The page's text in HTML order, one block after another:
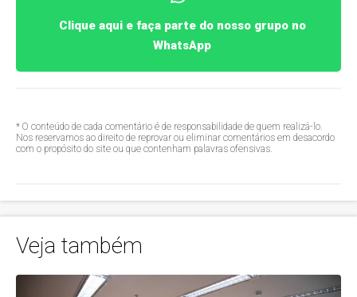
Clique aqui e faça parte do nosso grupo no
WhatsApp
* O conteúdo de cada comentário é de responsabilidade de quem realizá-lo.
Nos reservamos ao direito de reprovar ou eliminar comentários em desacordo
com o propósito do site ou que contenham palavras ofensivas.
Veja também